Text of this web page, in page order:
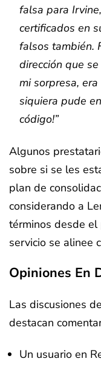
falsa para
certificados en
falsos también.
dirección que
mi sorpresa,
siquiera pude
código!”
Algunos
sobre si se les
plan de
considerando a
términos desde
servicio se alinee
Opiniones En
Las discusiones
destacan
Un usuario en